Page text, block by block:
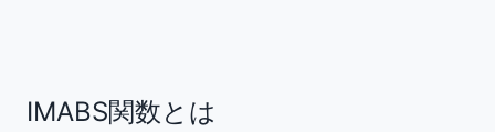
IMABS関数とは